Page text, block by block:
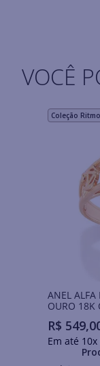
VOCÊ
Coleção
ANEL
OURO 18K
R$ 549,
Em até 10x